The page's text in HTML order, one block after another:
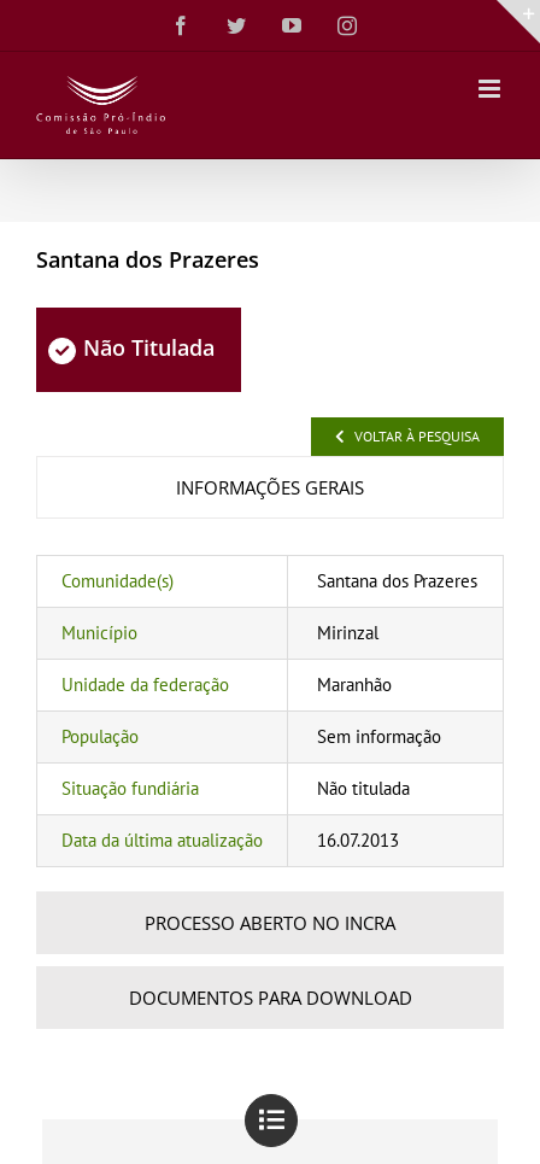
conteúdo
FacebookTwitterYouTubeInstagram
Santana dos Prazeres
Não Titulada
VOLTAR À PESQUISA
INFORMAÇÕES GERAIS
Comunidade(s) Santana dos Prazeres
Município Mirinzal
Unidade da federação Maranhão
População Sem informação
Situação fundiária Não titulada
Data da última atualização 16.07.2013
PROCESSO ABERTO NO INCRA
DOCUMENTOS PARA DOWNLOAD